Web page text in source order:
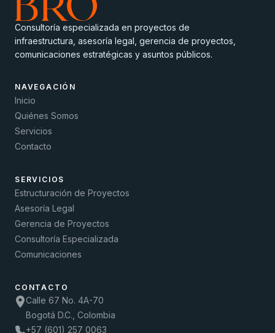
Consultoría especializada en proyectos de
infraestructura, asesoría legal, gerencia de proyectos,
comunicaciones estratégicas y asuntos públicos.
NAVEGACIÓN
Inicio
Quiénes Somos
Servicios
Contacto
SERVICIOS
Estructuración de Proyectos
Asesoría Legal
Gerencia de Proyectos
Consultoría Especializada
Comunicaciones
CONTACTO
Calle 67 No. 4A-70
Bogotá D.C., Colombia
+57 (601) 257 0063